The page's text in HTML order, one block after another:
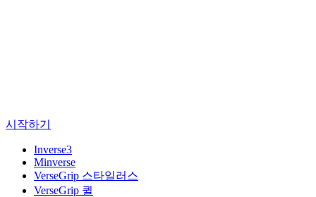
시작하기
Inverse3
Minverse
VerseGrip 스타일러스
VerseGrip 퀼